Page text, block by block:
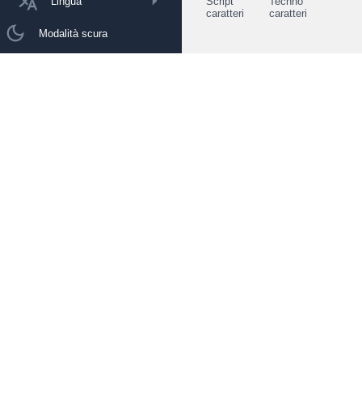
Modalità scura
caratteri
caratteri